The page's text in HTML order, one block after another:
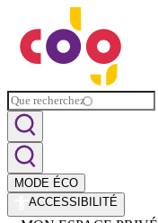
MODE ÉCO
ACCESSIBILITÉ